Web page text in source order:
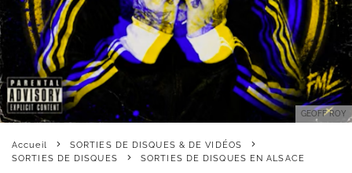
GEOFF ROY
Accueil
SORTIES DE DISQUES & DE VIDÉOS
SORTIES DE DISQUES
SORTIES DE DISQUES EN ALSACE